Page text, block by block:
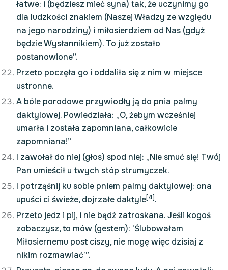
łatwe: i (będziesz mieć syna) tak, że uczynimy go
dla ludzkości znakiem (Naszej Władzy ze względu
na jego narodziny) i miłosierdziem od Nas (gdyż
będzie Wysłannikiem). To już zostało
postanowione”.
Przeto poczęła go i oddaliła się z nim w miejsce
ustronne.
A bóle porodowe przywiodły ją do pnia palmy
daktylowej. Powiedziała: „O, żebym wcześniej
umarła i została zapomniana, całkowicie
zapomniana!”
I zawołał do niej (głos) spod niej: „Nie smuć się! Twój
Pan umieścił u twych stóp strumyczek.
I potrząśnij ku sobie pniem palmy daktylowej: ona
upuści ci świeże, dojrzałe daktyle[4].
Przeto jedz i pij, i nie bądź zatroskana. Jeśli kogoś
zobaczysz, to mów (gestem): ‘Ślubowałam
Miłosiernemu post ciszy, nie mogę więc dzisiaj z
nikim rozmawiać’”.